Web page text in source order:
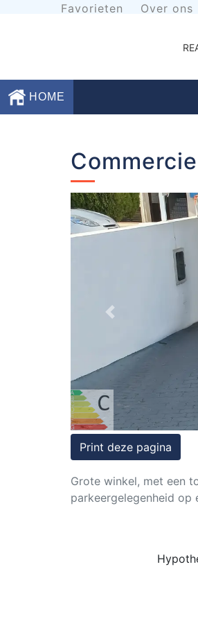
Favorieten Over ons
HOME
Contacten
Previous
Print deze pagina
Grote winkel, met een
parkeergelegenheid